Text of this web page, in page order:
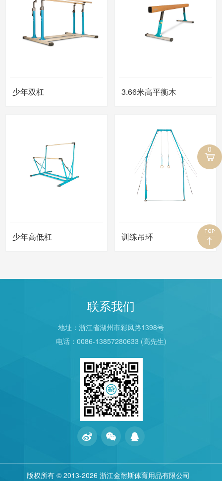
0
少年双杠 3.66米高平衡木
少年高低杠 训练吊环
联系我们
地址：浙江省湖州市彩凤路1398号
电话：0086-13857280633 (高先生)
版权所有 © 2013-2026 浙江金耐斯体育用品有限公司